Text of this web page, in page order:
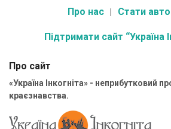
Про нас Стати
Підтримати сайт “Україна
Про сайт
«Україна Інкогніта» - неприбутковий
краєзнавства.